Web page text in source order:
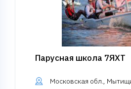
Парусная школа 7ЯХТ
Московская обл.,